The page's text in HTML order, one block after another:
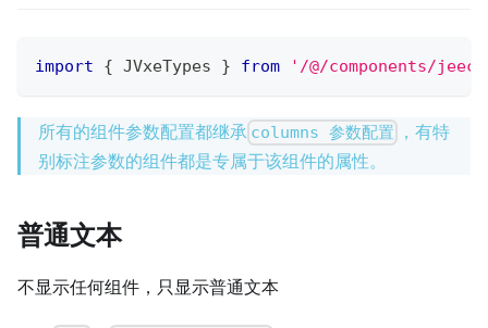
import { JVxeTypes } from '/@/components/
所有的组件参数配置都继承 columns 参数配置
，有特
别标注参数的组件都是专属于该组件的属性。
普通文本
不显示任何组件，只显示普通文本